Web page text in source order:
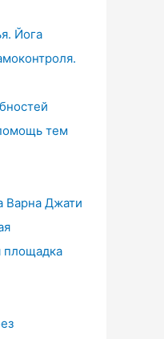
Йога
тем
Варна Джати
площадка